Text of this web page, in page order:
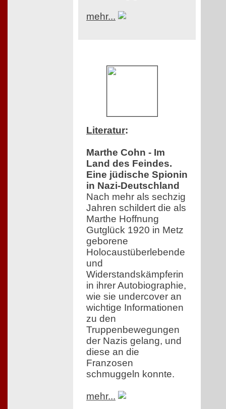
mehr...
Literatur:
Marthe Cohn - Im
Land des Feindes.
Eine jüdische Spionin
in Nazi-Deutschland
Nach mehr als sechzig
Jahren schildert die als
Marthe Hoffnung
Gutglück 1920 in Metz
geborene
Holocaustüberlebende
und
Widerstandskämpferin
in ihrer Autobiographie,
wie sie undercover an
wichtige Informationen
zu den
Truppenbewegungen
der Nazis gelang, und
diese an die
Franzosen
schmuggeln konnte.
mehr...